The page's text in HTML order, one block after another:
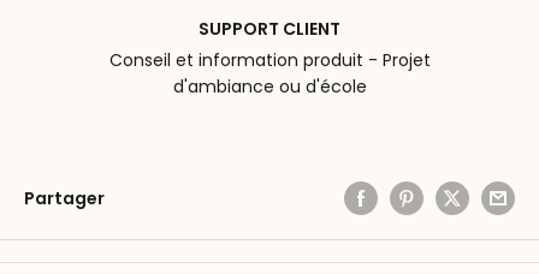
SUPPORT CLIENT
Conseil et information produit - Projet
d'ambiance ou d'école
Partager